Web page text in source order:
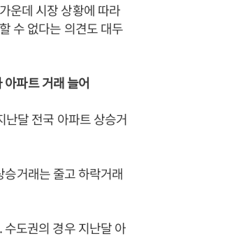
운데 시장 상황에 따라
수 없다는 의견도 대두
아파트 거래 늘어
달 전국 아파트 상승거
거래는 줄고 하락거래
도권의 경우 지난달 아